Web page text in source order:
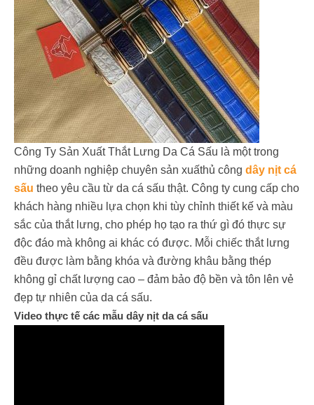
Công Ty Sản Xuất Thắt Lưng Da Cá Sấu là một trong
những doanh nghiệp chuyên sản xuấthủ công dây nịt cá
sấu theo yêu cầu từ da cá sấu thật. Công ty cung cấp cho
khách hàng nhiều lựa chọn khi tùy chỉnh thiết kế và màu
sắc của thắt lưng, cho phép họ tạo ra thứ gì đó thực sự
độc đáo mà không ai khác có được. Mỗi chiếc thắt lưng
đều được làm bằng khóa và đường khâu bằng thép
không gỉ chất lượng cao – đảm bảo độ bền và tôn lên vẻ
đẹp tự nhiên của da cá sấu.
Video thực tế các mẫu dây nịt da cá sấu